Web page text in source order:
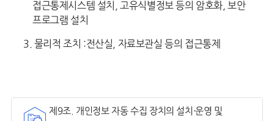
접근통제시스템 설치, 고유식별정보 등의 암호화, 보안
프로그램 설치
3. 물리적 조치 :전산실, 자료보관실 등의 접근통제
제9조. 개인정보 자동 수집 장치의 설치·운영 및